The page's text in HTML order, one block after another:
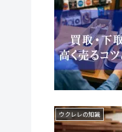
ウクレレの知識